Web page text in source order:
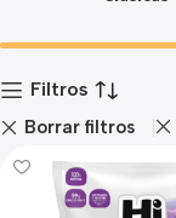
Filtros
Borrar filtros